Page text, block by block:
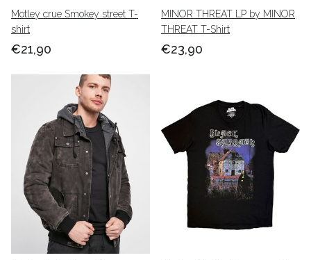
Motley crue Smokey street T-
shirt
€21,90
MINOR THREAT LP by MINOR
THREAT T-Shirt
€23,90